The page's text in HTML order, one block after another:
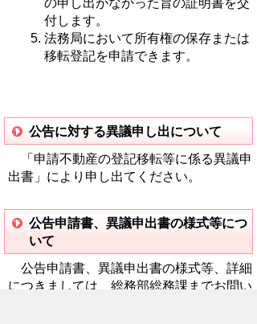
の申し出がなかった旨の証明書を交
付します。
法務局において所有権の保存または
移転登記を申請できます。
公告に対する異議申し出について
「申請不動産の登記移転等に係る異議申
出書」により申し出てください。
公告申請書、異議申出書の様式等につ
いて
公告申請書、異議申出書の様式等、詳細
につきましては、総務部総務課までお問い